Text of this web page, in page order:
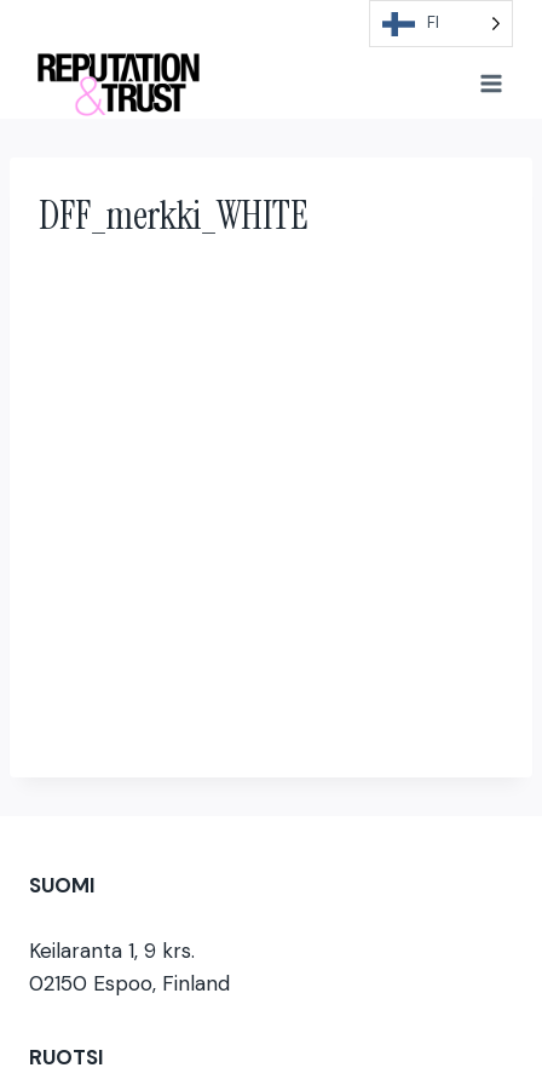
content
FI
DFF_merkki_WHITE
SUOMI
Keilaranta 1, 9 krs.
02150 Espoo, Finland
RUOTSI